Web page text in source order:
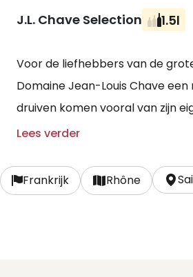
J.L. Chave Selection 1.5l
Voor de liefhebbers van de
Domaine Jean-Louis Chave
druiven komen vooral van zijn
op de terrassen en krijgen een
Lees verder
Frankrijk Rhône